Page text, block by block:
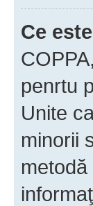
Ce
penrtu
Unite
minorii